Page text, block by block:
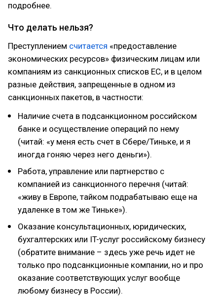
подробнее.
Что делать нельзя?
Преступлением считается «предоставление
экономических ресурсов» физическим лицам или
компаниям из санкционных списков ЕС, и в целом
разные действия, запрещенные в одном из
санкционных пакетов, в частности:
Наличие счета в подсанкционном российском
банке и осуществление операций по нему
(читай: «у меня есть счет в Сбере/Тиньке, и я
иногда гоняю через него деньги»).
Работа, управление или партнерство с
компанией из санкционного перечня (читай:
«живу в Европе, тайком подрабатываю еще на
удаленке в том же Тиньке»).
Оказание консультационных, юридических,
бухгалтерских или IT-услуг российскому бизнесу
(обратите внимание – здесь уже речь идет не
только про подсанкционные компании, но и про
оказание соответствующих услуг вообще
любому бизнесу в России).